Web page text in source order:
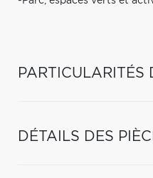
PARTICULARITÉS
DÉTAILS DES